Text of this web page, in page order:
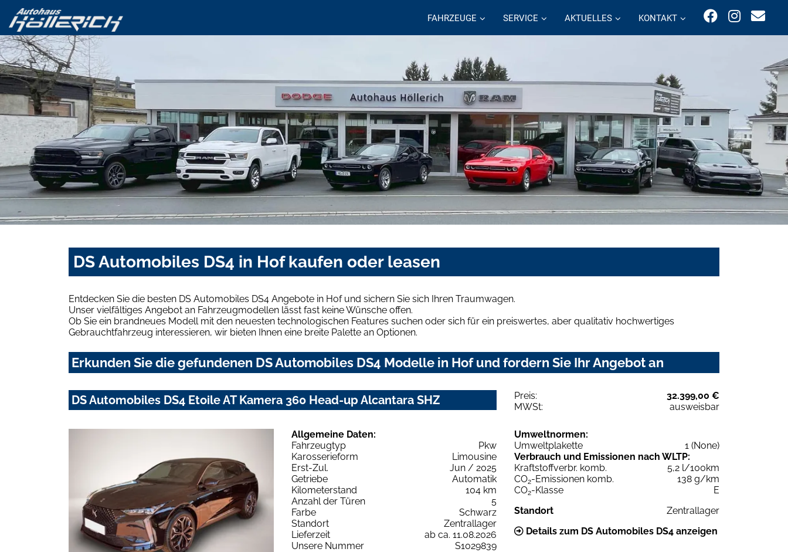
FAHRZEUGE SERVICE AKTUELLES KONTAKT
DS Automobiles DS4 in Hof kaufen oder leasen
Entdecken Sie die besten DS Automobiles DS4 Angebote in Hof und sichern Sie sich Ihren Traumwagen.
Unser vielfältiges Angebot an Fahrzeugmodellen lässt fast keine Wünsche offen.
Ob Sie ein brandneues Modell mit den neuesten technologischen Features suchen oder sich für ein preiswertes, aber qualitativ hochwertiges
Gebrauchtfahrzeug interessieren, wir bieten Ihnen eine breite Palette an Optionen.
Erkunden Sie die gefundenen DS Automobiles DS4 Modelle in Hof und fordern Sie Ihr Angebot an
DS Automobiles DS4 Etoile AT Kamera 360 Head-up Alcantara SHZ Preis:
32.399,00 €
MWSt:
ausweisbar
Allgemeine Daten:
Fahrzeugtyp
Pkw
Karosserieform
Limousine
Erst-Zul.
Jun / 2025
Getriebe
Automatik
Kilometerstand
104 km
Anzahl der Türen
5
Farbe
Schwarz
Standort
Zentrallager
Lieferzeit
ab ca. 11.08.2026
Unsere Nummer
S1029839
Umweltnormen:
Umweltplakette
1 (None)
Verbrauch und Emissionen nach WLTP:
Kraftstoffverbr. komb.
5,2 l/100km
CO2-Emissionen komb.
138 g/km
CO2-Klasse
E
Standort
Zentrallager
Details zum DS Automobiles DS4 anzeigen